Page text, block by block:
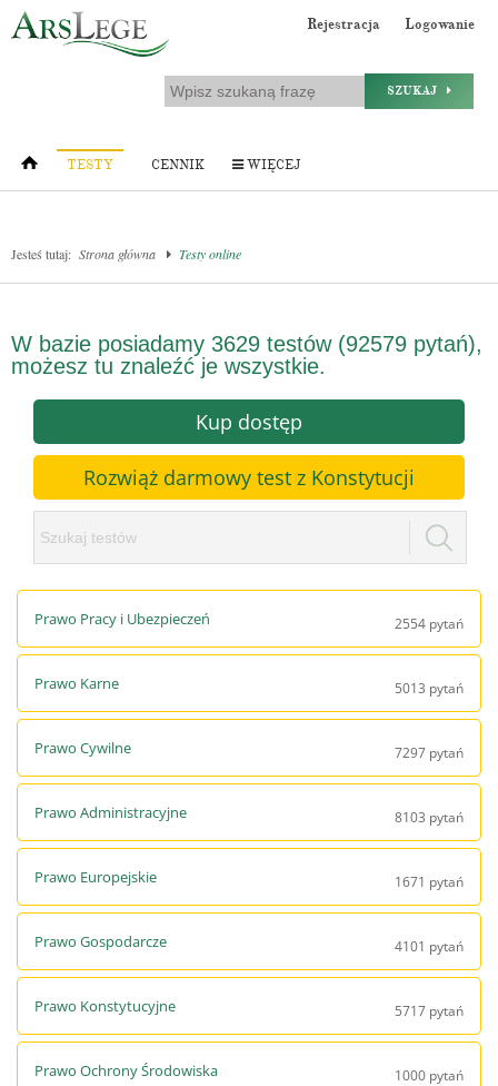
Rejestracja Logowanie
SZUKAJ
TESTY CENNIK WIĘCEJ
Jesteś tutaj: Strona główna Testy online
W bazie posiadamy 3629 testów (92579 pytań),
możesz tu znaleźć je wszystkie.
Kup dostęp
Rozwiąż darmowy test z Konstytucji
Prawo Pracy i Ubezpieczeń 2554 pytań
Prawo Karne 5013 pytań
Prawo Cywilne 7297 pytań
Prawo Administracyjne 8103 pytań
Prawo Europejskie 1671 pytań
Prawo Gospodarcze 4101 pytań
Prawo Konstytucyjne 5717 pytań
Prawo Ochrony Środowiska 1000 pytań